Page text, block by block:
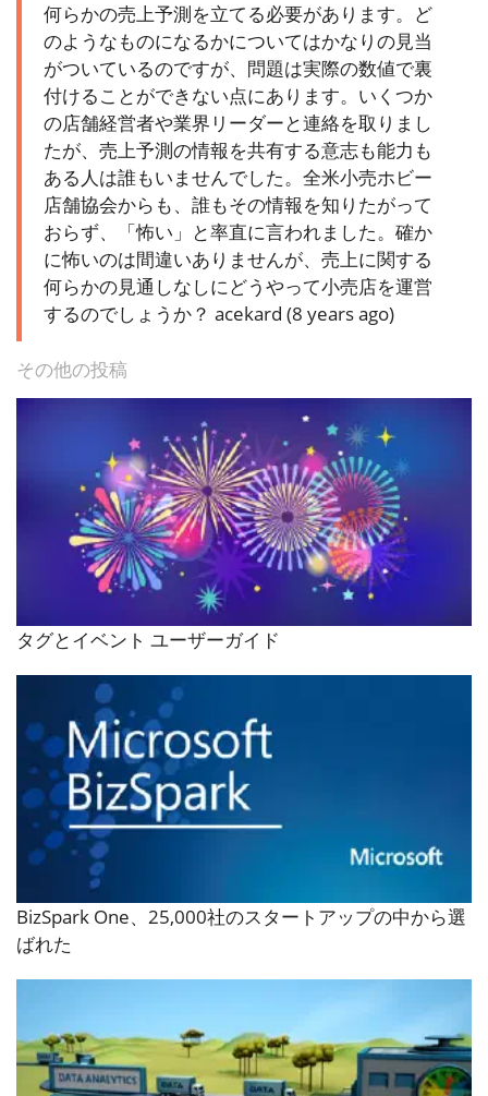
何らかの売上予測を立てる必要があります。ど
のようなものになるかについてはかなりの見当
がついているのですが、問題は実際の数値で裏
付けることができない点にあります。いくつか
の店舗経営者や業界リーダーと連絡を取りまし
たが、売上予測の情報を共有する意志も能力も
ある人は誰もいませんでした。全米小売ホビー
店舗協会からも、誰もその情報を知りたがって
おらず、「怖い」と率直に言われました。確か
に怖いのは間違いありませんが、売上に関する
何らかの見通しなしにどうやって小売店を運営
するのでしょうか？ acekard (8 years ago)
その他の投稿
タグとイベント ユーザーガイド
BizSpark One、25,000社のスタートアップの中から選
ばれた